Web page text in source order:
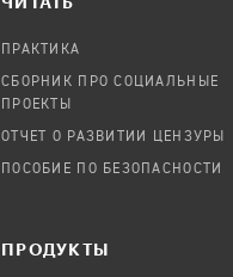
ПРАКТИКА
СБОРНИК ПРО СОЦИАЛЬНЫЕ
ПРОЕКТЫ
ОТЧЕТ О РАЗВИТИИ ЦЕНЗУРЫ
ПОСОБИЕ ПО БЕЗОПАСНОСТИ
ПРОДУКТЫ